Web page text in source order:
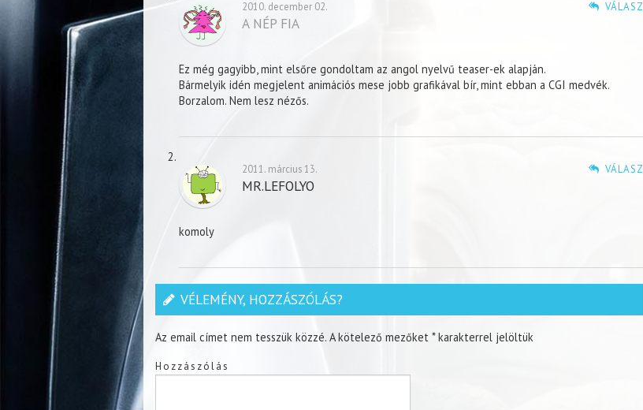
VÁLASZ
2010. december 02.
A NÉP FIA
Ez még gagyibb, mint elsőre gondoltam az angol nyelvű teaser-ek alapján.
Bármelyik idén megjelent animációs mese jobb grafikával bír, mint ebban a CGI medvék.
Borzalom. Nem lesz nézős.
VÁLASZ
2011. március 13.
MR.LEFOLYO
komoly
VÉLEMÉNY, HOZZÁSZÓLÁS?
Az email címet nem tesszük közzé. A kötelező mezőket *karakterrel jelöltük
Hozzászólás